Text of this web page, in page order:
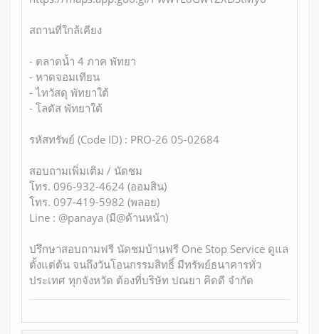
สถานที่ใกล้เคียง
- ตลาดน้ำ 4 ภาค พัทยา
- หาดจอมเทียน
- ไทวัสดุ พัทยาใต้
- โลตัส พัทยาใต้
รหัสทรัพย์ (Code ID) : PRO-26 05-02684
สอบถามเพิ่มเติม / นัดชม
โทร. 096-932-4624 (ออมสิน)
โทร. 097-419-5982 (พลอย)
Line : @panaya (มี@ด้านหน้า)
ปรึกษาสอบถามฟรี นัดชมบ้านฟรี One Stop Service ดูแล
ตั้งแต่ต้น จนถึงวันโอนกรรมสิทธิ์ มีทรัพย์ธนาคารทั่ว
ประเทศ ทุกจังหวัด ต้องที่บริษัท ปณยา คิดดี จำกัด